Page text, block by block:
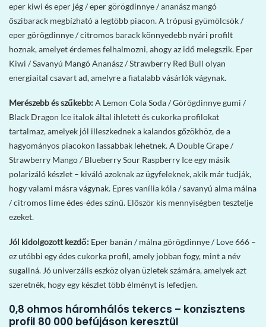
eper kiwi és eper jég / eper görögdinnye / ananász mangó
őszibarack megbízható a legtöbb piacon. A trópusi gyümölcsök /
eper görögdinnye / citromos barack könnyedebb nyári profilt
hoznak, amelyet érdemes felhalmozni, ahogy az idő melegszik. Eper
Kiwi / Savanyú Mangó Ananász / Strawberry Red Bull olyan
energiaital csavart ad, amelyre a fiatalabb vásárlók vágynak.
Merészebb és szűkebb:A Lemon Cola Soda / Görögdinnye gumi /
Black Dragon Ice italok által ihletett és cukorka profilokat
tartalmaz, amelyek jól illeszkednek a kalandos gőzökhöz, de a
hagyományos piacokon lassabbak lehetnek. A Double Grape /
Strawberry Mango / Blueberry Sour Raspberry Ice egy másik
polarizáló készlet – kiváló azoknak az ügyfeleknek, akik már tudják,
hogy valami másra vágynak. Epres vanília kóla / savanyú alma málna
/ citromos lime édes-édes színű. Először kis mennyiségben tesztelje
ezeket.
Jól kidolgozott kezdő: Eper banán / málna görögdinnye / Love 666 –
ez utóbbi egy édes cukorka profil, amely jobban fogy, mint a név
sugallná. Jó univerzális eszköz olyan üzletek számára, amelyek azt
szeretnék, hogy egy készlet több élményt is lefedjen.
0,8 ohmos háromhálós tekercs – konzisztens
profil 80 000 befújáson keresztül